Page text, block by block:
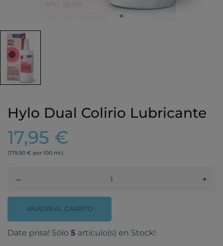
Hylo Dual Colirio Lubricante
17,95 €
(179,50 € por 100 ml.)
– +
AÑADIR AL CARRITO
Date prisa! Sólo 5 artículo(s) en Stock!